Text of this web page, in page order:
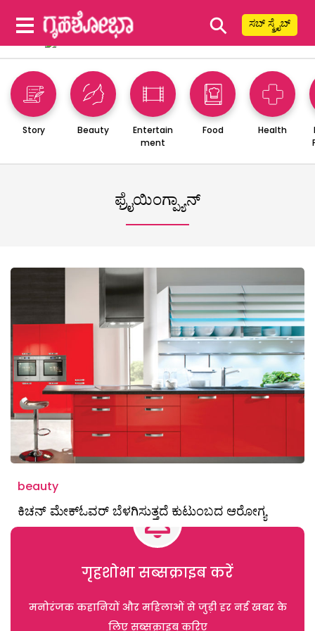
⚲ ಸಬ್ ಸ್ಕ್ರೈಬ್
Story Beauty
Entertain
ment
Food Health
ಫ್ರೈಯಿಂಗ್ಪ್ಯಾನ್
beauty
ಕಿಚನ್ ಮೇಕ್ಓವರ್ ಬೆಳಗಿಸುತ್ತದೆ ಕುಟುಂಬದ ಆರೋಗ್ಯ
गृहशोभा सब्सक्राइब करें
मनोरंजक कहानियों और महिलाओं से जुड़ी हर नई खबर के
लिए सब्सक्राइब करिए